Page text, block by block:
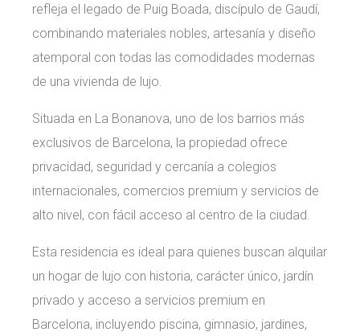
refleja el legado de Puig Boada, discípulo de Gaudí,
combinando materiales nobles, artesanía y diseño
atemporal con todas las comodidades modernas
de una vivienda de lujo.
Situada en La Bonanova, uno de los barrios más
exclusivos de Barcelona, la propiedad ofrece
privacidad, seguridad y cercanía a colegios
internacionales, comercios premium y servicios de
alto nivel, con fácil acceso al centro de la ciudad.
Esta residencia es ideal para quienes buscan alquilar
un hogar de lujo con historia, carácter único, jardín
privado y acceso a servicios premium en
Barcelona, incluyendo piscina, gimnasio, jardines,